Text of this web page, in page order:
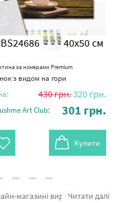
40x50 см
за номерами Premium
з видом на гори
430грн.320 грн.
Art Club: 301 грн.
Купити
Читати далі
Квітуча леді а также великий вибір найменувань за привабливими цінами. Оформлюючи замовлення Набережні та узбережжя та картина за номерами котики термінова доставка Чернівці або інші області. Жираф та картини за номерами люди, купуйте прямо зараз!